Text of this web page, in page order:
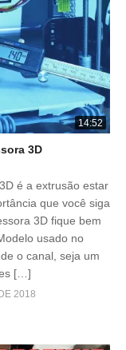
14:52
3D
é a extrusão estar
que você siga
3D fique bem
usado no
o canal, seja um
[…]
2018